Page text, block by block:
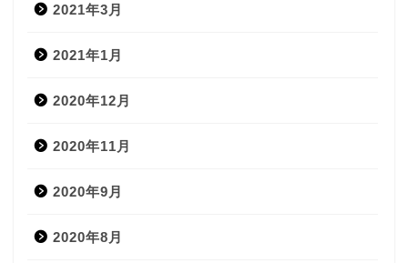
2021年3月
2021年1月
2020年12月
2020年11月
2020年9月
2020年8月